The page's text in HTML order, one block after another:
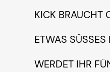
ICK BRAUCHT
TWAS SÜSSES
RDET IHR